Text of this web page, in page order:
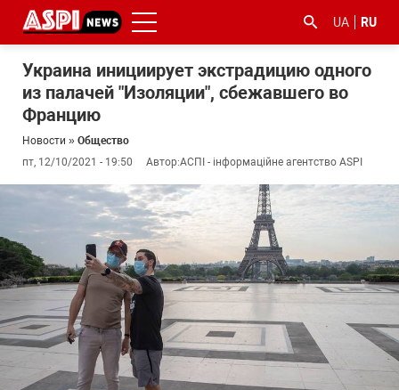
UA RU
Украина инициирует экстрадицию одного
из палачей "Изоляции", сбежавшего во
Францию
Новости » Общество
пт, 12/10/2021 - 19:50
Автор:АСПІ - інформаційне агентство ASPI
#ООС
#боротьба
корупцією
#гфс #коронавірус